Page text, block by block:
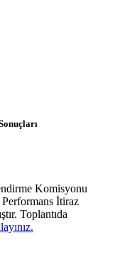
Komisyonu
İtiraz
Toplantıda